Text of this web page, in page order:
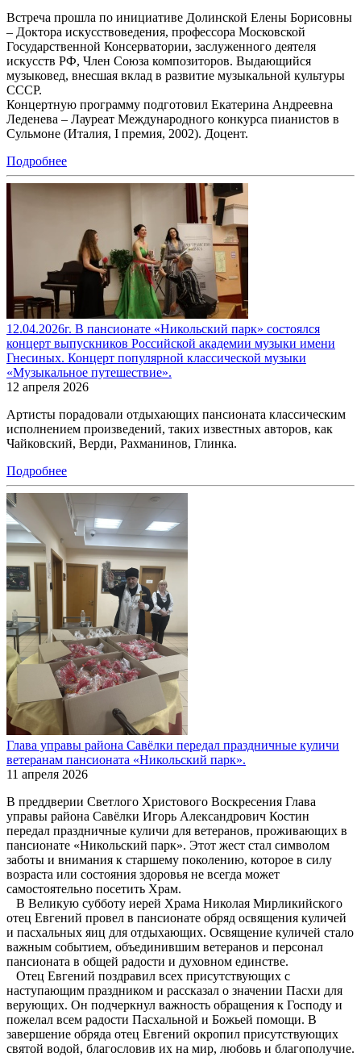
Встреча прошла по инициативе Долинской Елены Борисовны
– Доктора искусствоведения, профессора Московской
Государственной Консерватории, заслуженного деятеля
искусств РФ, Член Союза композиторов. Выдающийся
музыковед, внесшая вклад в развитие музыкальной культуры
СССР.
Концертную программу подготовил Екатерина Андреевна
Леденева – Лауреат Международного конкурса пианистов в
Сульмоне (Италия, I премия, 2002). Доцент.
Подробнее
12.04.2026г. В пансионате «Никольский парк» состоялся
концерт выпускников Российской академии музыки имени
Гнесиных. Концерт популярной классической музыки
«Музыкальное путешествие».
12 апреля 2026
Артисты порадовали отдыхающих пансионата классическим
исполнением произведений, таких известных авторов, как
Чайковский, Верди, Рахманинов, Глинка.
Подробнее
Глава управы района Савёлки передал праздничные куличи
ветеранам пансионата «Никольский парк».
11 апреля 2026
В преддверии Светлого Христового Воскресения Глава
управы района Савёлки Игорь Александрович Костин
передал праздничные куличи для ветеранов, проживающих в
пансионате «Никольский парк». Этот жест стал символом
заботы и внимания к старшему поколению, которое в силу
возраста или состояния здоровья не всегда может
самостоятельно посетить Храм.
В Великую субботу иерей Храма Николая Мирликийского
отец Евгений провел в пансионате обряд освящения куличей
и пасхальных яиц для отдыхающих. Освящение куличей стало
важным событием, объединившим ветеранов и персонал
пансионата в общей радости и духовном единстве.
Отец Евгений поздравил всех присутствующих с
наступающим праздником и рассказал о значении Пасхи для
верующих. Он подчеркнул важность обращения к Господу и
пожелал всем радости Пасхальной и Божьей помощи. В
завершение обряда отец Евгений окропил присутствующих
святой водой, благословив их на мир, любовь и благополучие.